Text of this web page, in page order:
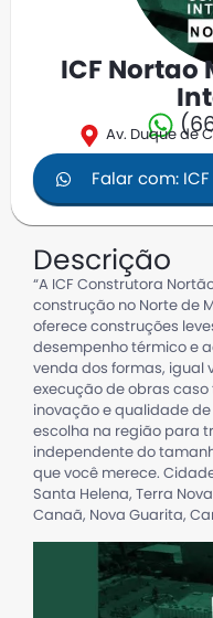
ICF
Av. Duque de
Falar com:
Descrição
“A ICF Construtora
construção no Norte de
oferece construções
desempenho térmico e
venda dos formas, igual
execução de obras caso
inovação e qualidade
escolha na região para
independente do
que você merece.
Santa Helena, Terra
Canaã, Nova Guarita,